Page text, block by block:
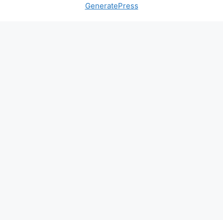
GeneratePress